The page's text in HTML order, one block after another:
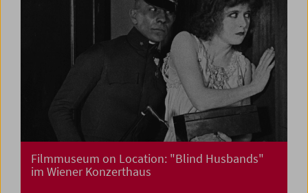
Filmmuseum on Location: "Blind Husbands"
im Wiener Konzerthaus